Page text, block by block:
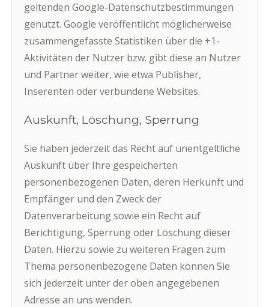
geltenden Google-Datenschutzbestimmungen
genutzt. Google veröffentlicht möglicherweise
zusammengefasste Statistiken über die +1-
Aktivitäten der Nutzer bzw. gibt diese an Nutzer
und Partner weiter, wie etwa Publisher,
Inserenten oder verbundene Websites.
Auskunft, Löschung, Sperrung
Sie haben jederzeit das Recht auf unentgeltliche
Auskunft über Ihre gespeicherten
personenbezogenen Daten, deren Herkunft und
Empfänger und den Zweck der
Datenverarbeitung sowie ein Recht auf
Berichtigung, Sperrung oder Löschung dieser
Daten. Hierzu sowie zu weiteren Fragen zum
Thema personenbezogene Daten können Sie
sich jederzeit unter der oben angegebenen
Adresse an uns wenden.